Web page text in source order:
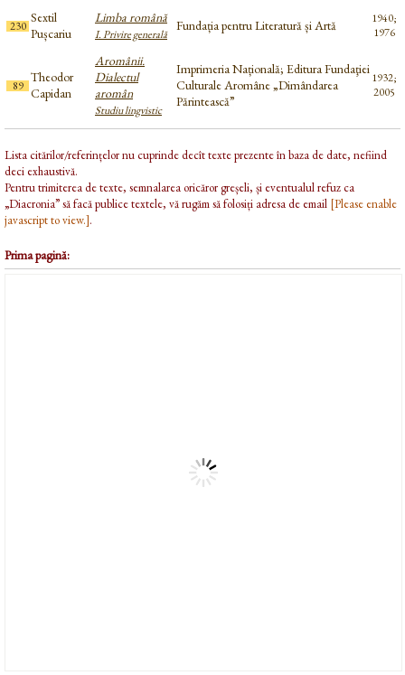
230
Sextil
Pușcariu
Limba română
I. Privire generală
Fundația pentru Literatură și Artă
1940;
1976
89
Theodor
Capidan
Aromânii.
Dialectul
aromân
Studiu lingvistic
Imprimeria Națională; Editura Fundaţiei
Culturale Aromâne „Dimândarea
Părintească”
1932;
2005
Lista citărilor/referințelor nu cuprinde decît texte prezente în baza de date, nefiind
deci exhaustivă.
Pentru trimiterea de texte, semnalarea oricăror greșeli, și eventualul refuz ca
„Diacronia” să facă publice textele, vă rugăm să folosiți adresa de email [Please enable
javascript to view.].
Prima pagină: